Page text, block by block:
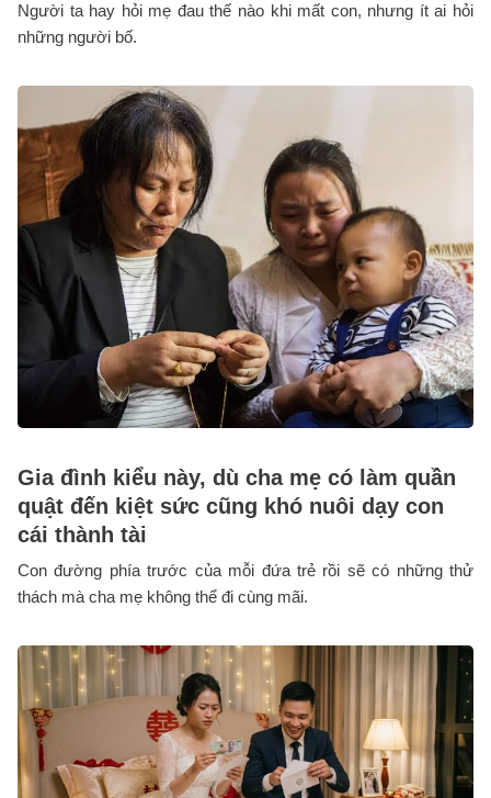
Người ta hay hỏi mẹ đau thế nào khi mất con, nhưng ít ai hỏi
những người bố.
Gia đình kiểu này, dù cha mẹ có làm quần
quật đến kiệt sức cũng khó nuôi dạy con
cái thành tài
Con đường phía trước của mỗi đứa trẻ rồi sẽ có những thử
thách mà cha mẹ không thể đi cùng mãi.